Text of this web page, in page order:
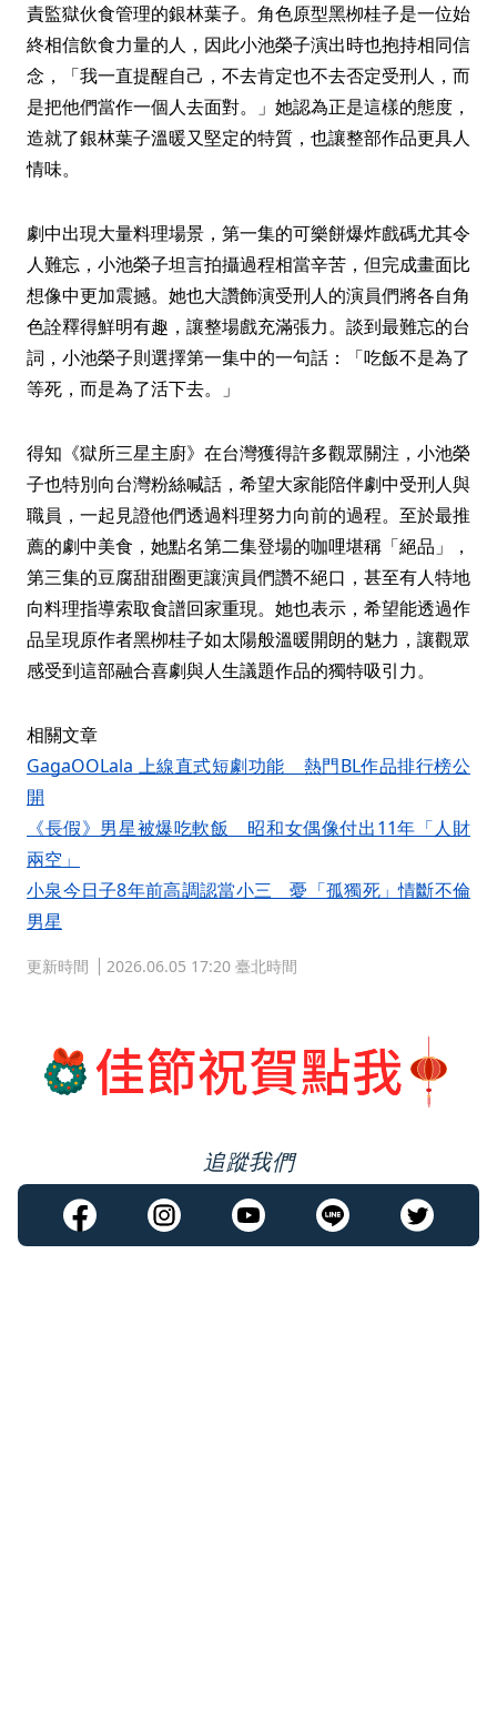
責監獄伙食管理的銀林葉子。角色原型黑栁桂子是一位始
終相信飲食力量的人，因此小池榮子演出時也抱持相同信
念，「我一直提醒自己，不去肯定也不去否定受刑人，而
是把他們當作一個人去面對。」她認為正是這樣的態度，
造就了銀林葉子溫暖又堅定的特質，也讓整部作品更具人
情味。
劇中出現大量料理場景，第一集的可樂餅爆炸戲碼尤其令
人難忘，小池榮子坦言拍攝過程相當辛苦，但完成畫面比
想像中更加震撼。她也大讚飾演受刑人的演員們將各自角
色詮釋得鮮明有趣，讓整場戲充滿張力。談到最難忘的台
詞，小池榮子則選擇第一集中的一句話：「吃飯不是為了
等死，而是為了活下去。」
得知《獄所三星主廚》在台灣獲得許多觀眾關注，小池榮
子也特別向台灣粉絲喊話，希望大家能陪伴劇中受刑人與
職員，一起見證他們透過料理努力向前的過程。至於最推
薦的劇中美食，她點名第二集登場的咖哩堪稱「絕品」，
第三集的豆腐甜甜圈更讓演員們讚不絕口，甚至有人特地
向料理指導索取食譜回家重現。她也表示，希望能透過作
品呈現原作者黑栁桂子如太陽般溫暖開朗的魅力，讓觀眾
感受到這部融合喜劇與人生議題作品的獨特吸引力。
相關文章
GagaOOLala 上線直式短劇功能 熱門BL作品排行榜公
開
《長假》男星被爆吃軟飯 昭和女偶像付出11年「人財
兩空」
小泉今日子8年前高調認當小三 憂「孤獨死」情斷不倫
男星
更新時間 2026.06.05 17:20 臺北時間
追蹤我們